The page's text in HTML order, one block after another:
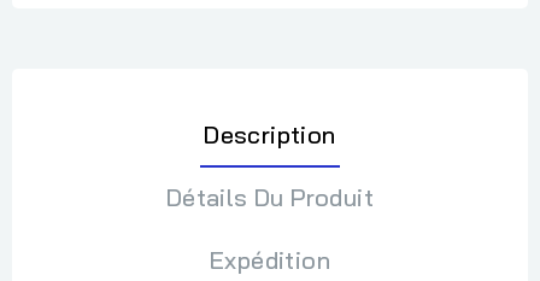
Description
Détails Du Produit
Expédition